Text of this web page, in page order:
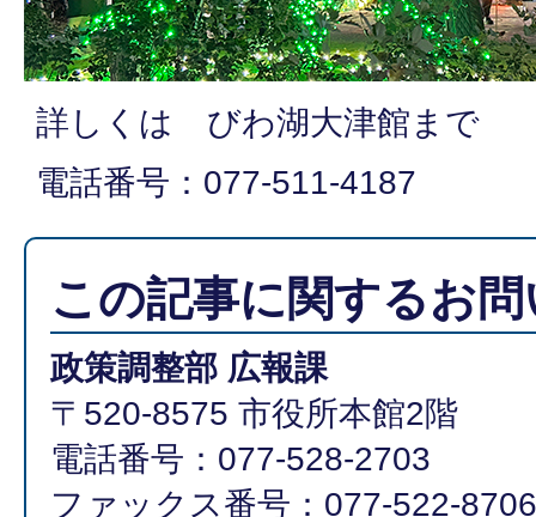
詳しくは びわ湖大津館まで
電話番号：077-511-4187
この記事に関するお
政策調整部 広報課
〒520-8575 市役所本館2階
電話番号：077-528-2703
ファックス番号：077-522-8706